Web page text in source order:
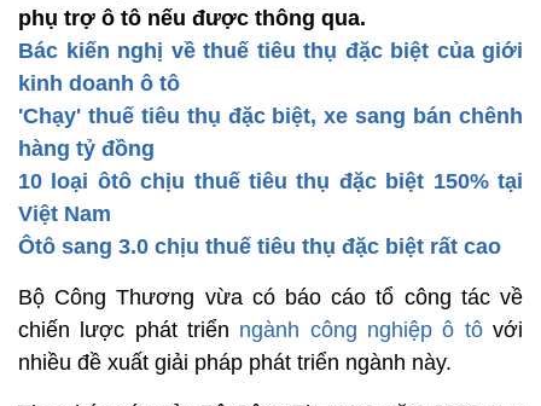
phụ trợ ô tô nếu được thông qua.
Bác kiến nghị về thuế tiêu thụ đặc biệt của giới
kinh doanh ô tô
'Chạy' thuế tiêu thụ đặc biệt, xe sang bán chênh
hàng tỷ đồng
10 loại ôtô chịu thuế tiêu thụ đặc biệt 150% tại
Việt Nam
Ôtô sang 3.0 chịu thuế tiêu thụ đặc biệt rất cao
Bộ Công Thương vừa có báo cáo tổ công tác về
chiến lược phát triển ngành công nghiệp ô tôvới
nhiều đề xuất giải pháp phát triển ngành này.